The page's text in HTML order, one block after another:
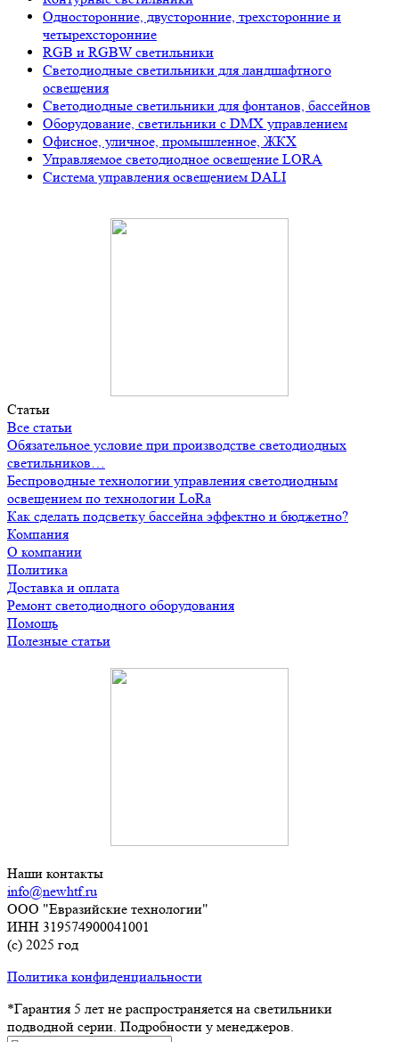
Односторонние, двусторонние, трехсторонние и
четырехсторонние
RGB и RGBW светильники
Светодиодные светильники для ландшафтного
освещения
Светодиодные светильники для фонтанов, бассейнов
Оборудование, светильники с DMX управлением
Офисное, уличное, промышленное, ЖКХ
Управляемое светодиодное освещение LORA
Система управления освещением DALI
Статьи
Все статьи
Обязательное условие при производстве светодиодных
светильников…
Беспроводные технологии управления светодиодным
освещением по технологии LoRa
Как сделать подсветку бассейна эффектно и бюджетно?
Компания
О компании
Политика
Доставка и оплата
Ремонт светодиодного оборудования
Помощь
Полезные статьи
Наши контакты
info@newhtf.ru
ООО "Евразийские технологии"
ИНН 319574900041001
(с) 2025 год
Политика конфиденциальности
*Гарантия 5 лет не распространяется на светильники
подводной серии. Подробности у менеджеров.